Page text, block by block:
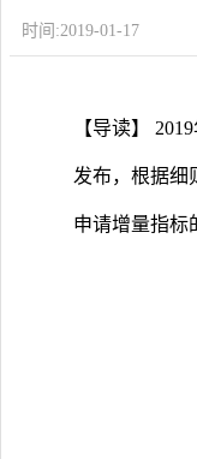
时间:2019-01-17
【导读】
发布，根据细
申请增量指标